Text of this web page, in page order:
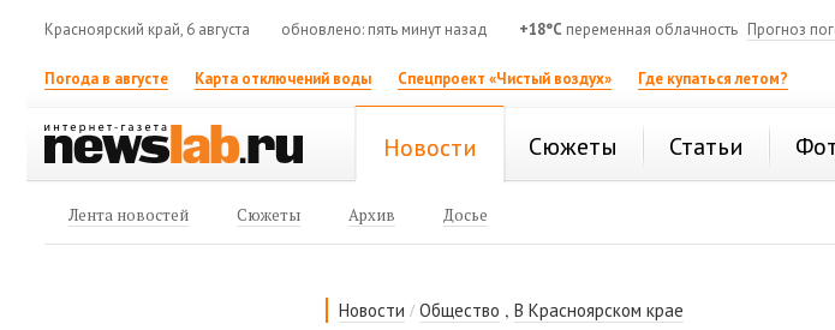
Красноярский край, 6 августа обновлено: пять минут назад +18°C переменная облачность Прогноз
Погода в августе Карта отключений воды Спецпроект «Чистый воздух» Где купаться летом?
Новости Сюжеты Статьи
Лента новостей Сюжеты Архив Досье
Новости /Общество ,В Красноярском крае